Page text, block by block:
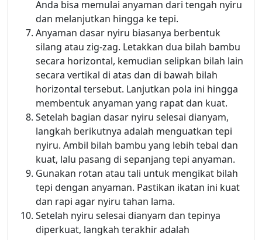
Anda bisa memulai anyaman dari tengah nyiru
dan melanjutkan hingga ke tepi.
Anyaman dasar nyiru biasanya berbentuk
silang atau zig-zag. Letakkan dua bilah bambu
secara horizontal, kemudian selipkan bilah lain
secara vertikal di atas dan di bawah bilah
horizontal tersebut. Lanjutkan pola ini hingga
membentuk anyaman yang rapat dan kuat.
Setelah bagian dasar nyiru selesai dianyam,
langkah berikutnya adalah menguatkan tepi
nyiru. Ambil bilah bambu yang lebih tebal dan
kuat, lalu pasang di sepanjang tepi anyaman.
Gunakan rotan atau tali untuk mengikat bilah
tepi dengan anyaman. Pastikan ikatan ini kuat
dan rapi agar nyiru tahan lama.
Setelah nyiru selesai dianyam dan tepinya
diperkuat, langkah terakhir adalah